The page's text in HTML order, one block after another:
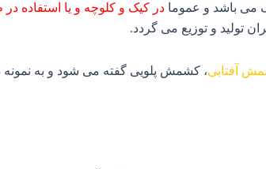
می باشد و عموما در کیک و کلوچه و یا استفاده در
تولید و توزیع می گردد.
آفتابی، کشمش پلویی گفته می شود و به